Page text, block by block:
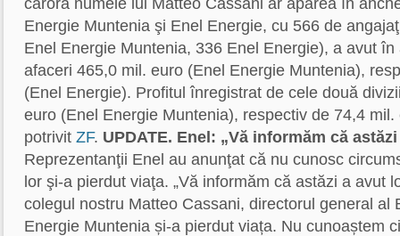
cărora numele lui Matteo Cassani ar apărea în
Energie Muntenia şi Enel Energie, cu 566 de
Enel Energie Muntenia, 336 Enel Energie), a avut
afaceri 465,0 mil. euro (Enel Energie Muntenia),
(Enel Energie). Profitul înregistrat de cele două
euro (Enel Energie Muntenia), respectiv de 74,4
potrivit ZF. UPDATE. Enel: „Vă informăm că
Reprezentanţii Enel au anunţat că nu cunosc
lor şi-a pierdut viaţa. „Vă informăm că astăzi a avut
colegul nostru Matteo Cassani, directorul general al
Energie Muntenia și-a pierdut viața. Nu cunoaștem